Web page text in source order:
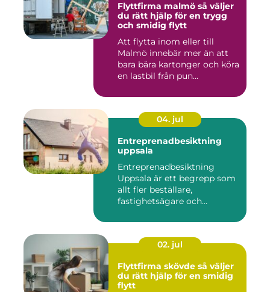
Flyttfirma malmö så väljer
du rätt hjälp för en trygg
och smidig flytt
Att flytta inom eller till
Malmö innebär mer än att
bara bära kartonger och köra
en lastbil från pun...
04. jul
Entreprenadbesiktning
uppsala
Entreprenadbesiktning
Uppsala är ett begrepp som
allt fler beställare,
fastighetsägare och
02. jul
Flyttfirma skövde så väljer
du rätt hjälp för en smidig
flytt